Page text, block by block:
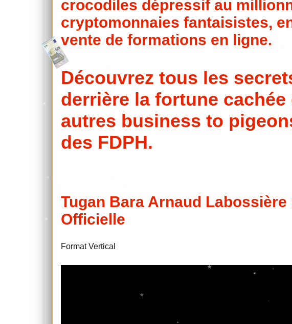
crocodiles dépressif au
cryptomonnaies fantaisistes,
vente de formations en ligne.
Découvrez tous les
derrière la fortune cachée
autres business to
des FDPH.
Tugan Bara Arnaud Labossière
Officielle
Format Vertical